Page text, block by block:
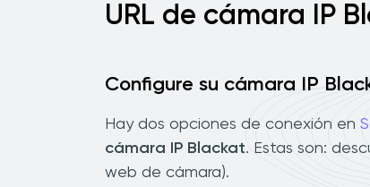
URL de cámara IP
Configure su cámara IP
Hay dos opciones de conexión en
cámara IP Blackat. Estas son:
web de cámara).